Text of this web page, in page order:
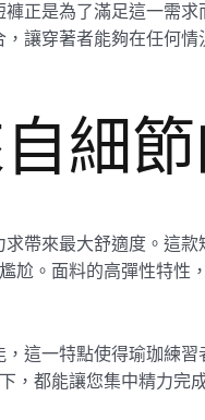
正是為了滿足這一需
讓穿著者能夠在任何
細
帶來最大舒適度。這
尬。面料的高彈性特性
這一特點使得瑜珈練
，都能讓您集中精力完